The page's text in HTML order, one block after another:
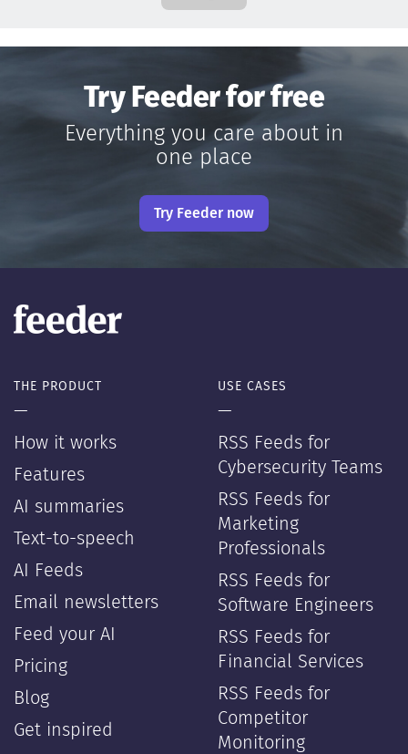
Try Feeder for free
Everything you care about in
one place
Try Feeder now
THE PRODUCT
—
How it works
Features
AI summaries
Text-to-speech
AI Feeds
Email newsletters
Feed your AI
Pricing
Blog
Get inspired
USE CASES
—
RSS Feeds for
Cybersecurity Teams
RSS Feeds for
Marketing
Professionals
RSS Feeds for
Software Engineers
RSS Feeds for
Financial Services
RSS Feeds for
Competitor
Monitoring